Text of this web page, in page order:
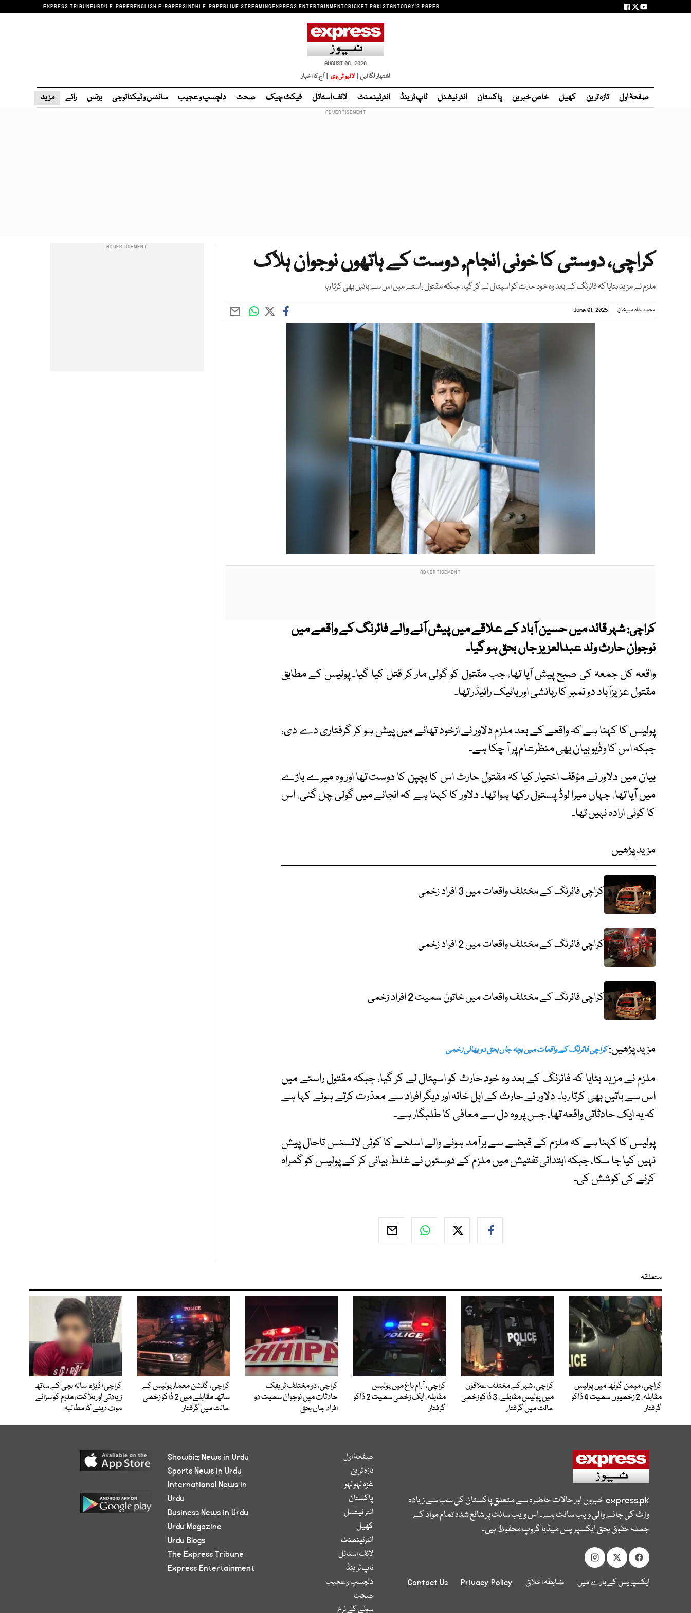
EXPRESS TRIBUNEURDU E-PAPERENGLISH E-PAPERSINDHI E-PAPERLIVE STREAMINGEXPRESS ENTERTAINMENTCRICKET PAKISTANTODAY'S PAPER
AUGUST 06, 2026
اشتہار لگائیں | لائیو ٹی وی | آج کا اخبار
صفحۂ اول تازہ ترین کھیل خاص خبریں پاکستان انٹر نیشنل ٹاپ ٹرینڈ انٹرٹینمنٹ لائف اسٹائل فیکٹ چیک صحت دلچسپ و عجیب سائنس و ٹیکنالوجی بزنس رائے مزید
کراچی، دوستی کا خونی انجام, دوست کے ہاتھوں نوجوان ہلاک
ملزم نے مزید بتایا کہ فائرنگ کے بعد وہ خود حارث کو اسپتال لے کر گیا، جبکہ مقتول راستے میں اس سے باتیں بھی کرتا رہا
محمد شاہ میر خان June 01, 2025
کراچی:شہر قائد میں حسین آباد کے علاقے میں پیش آنے والے فائرنگ کے واقعے میں
نوجوان حارث ولد عبدالعزیز جاں بحق ہو گیا۔
واقعہ کل جمعہ کی صبح پیش آیا تھا، جب مقتول کو گولی مار کر قتل کیا گیا۔ پولیس کے مطابق
مقتول عزیزآباد دو نمبر کا رہائشی اور بائیک رائیڈر تھا۔
پولیس کا کہنا ہے کہ واقعے کے بعد ملزم دلاور نے ازخود تھانے میں پیش ہو کر گرفتاری دے دی،
جبکہ اس کا وڈیو بیان بھی منظرعام پر آ چکا ہے۔
بیان میں دلاور نے مؤقف اختیار کیا کہ مقتول حارث اس کا بچپن کا دوست تھا اور وہ میرے باڑے
میں آیا تھا، جہاں میرا لوڈ پستول رکھا ہوا تھا۔ دلاور کا کہنا ہے کہ انجانے میں گولی چل گئی، اس
کا کوئی ارادہ نہیں تھا۔
مزید پڑھیں
کراچی فائرنگ کے مختلف واقعات میں 3 افراد زخمی
کراچی فائرنگ کے مختلف واقعات میں 2 افراد زخمی
کراچی فائرنگ کے مختلف واقعات میں خاتون سمیت 2 افراد زخمی
مزید پڑھیں:کراچی فائرنگ کے واقعات میں بچہ جاں بحق دو بھائی زخمی
ملزم نے مزید بتایا کہ فائرنگ کے بعد وہ خود حارث کو اسپتال لے کر گیا، جبکہ مقتول راستے میں
اس سے باتیں بھی کرتا رہا۔ دلاور نے حارث کے اہل خانہ اور دیگر افراد سے معذرت کرتے ہوئے کہا ہے
کہ یہ ایک حادثاتی واقعہ تھا، جس پر وہ دل سے معافی کا طلبگار ہے۔
پولیس کا کہنا ہے کہ ملزم کے قبضے سے برآمد ہونے والے اسلحے کا کوئی لائسنس تاحال پیش
نہیں کیا جا سکا، جبکہ ابتدائی تفتیش میں ملزم کے دوستوں نے غلط بیانی کر کے پولیس کو گمراہ
کرنے کی کوشش کی۔
متعلقہ
کراچی، میمن گوٹھ میں پولیس
مقابلہ، 2 زخمیوں سمیت 4 ڈاکو
گرفتار
کراچی، شہر کے مختلف علاقوں
میں پولیس مقابلے، 3 ڈاکو زخمی
حالت میں گرفتار
کراچی، آرام باغ میں پولیس
مقابلہ، ایک زخمی سمیت 2 ڈاکو
گرفتار
کراچی، دو مختلف ٹریفک
حادثات میں نوجوان سمیت دو
افراد جاں بحق
کراچی، گلشن معمار پولیس کے
ساتھ مقابلے میں 2 ڈاکو زخمی
حالت میں گرفتار
کراچی؛ ڈیڑھ سالہ بچی کے ساتھ
زیادتی اور ہلاکت، ملزم کو سزائے
موت دینے کا مطالبہ
express.pkخبروں اور حالات حاضرہ سے متعلق پاکستان کی سب سے زیادہ
وزٹ کی جانے والی ویب سائٹ ہے۔ اس ویب سائٹ پر شائع شدہ تمام مواد کے
جملہ حقوق بحق ایکسپریس میڈیا گروپ محفوظ ہیں۔
ایکسپریس کے بارے میں ضابطہ اخلاق Privacy Policy
Contact Us
صفحۂ اول
تازہ ترین
غزہ لہو لہو
پاکستان
انٹر نیشنل
کھیل
انٹرٹینمنٹ
لائف اسٹائل
ٹاپ ٹرینڈ
دلچسپ و عجیب
صحت
سونے کے نرخ
Showbiz News in Urdu
Sports News in Urdu
International News in
Urdu
Business News in Urdu
Urdu Magazine
Urdu Blogs
The Express Tribune
Express Entertainment